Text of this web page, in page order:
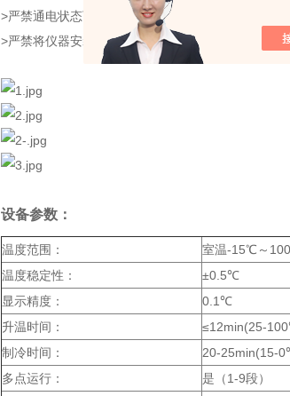
>严禁通电状态下维护保养擦洗仪器！
>严禁将仪器安装在凹凸不平、摇晃震动的工作台面
设备参数：
温度范围：
室温-15℃～
温度稳定性：
±0.5℃
显示精度：
0.1℃
升温时间：
≤12min(25-
制冷时间：
20-25min(15-
多点运行：
是（1-9段）